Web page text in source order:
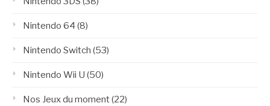
Nintendo 64 (8)
Nintendo Switch (53)
Nintendo Wii U (50)
Nos Jeux du moment(22)